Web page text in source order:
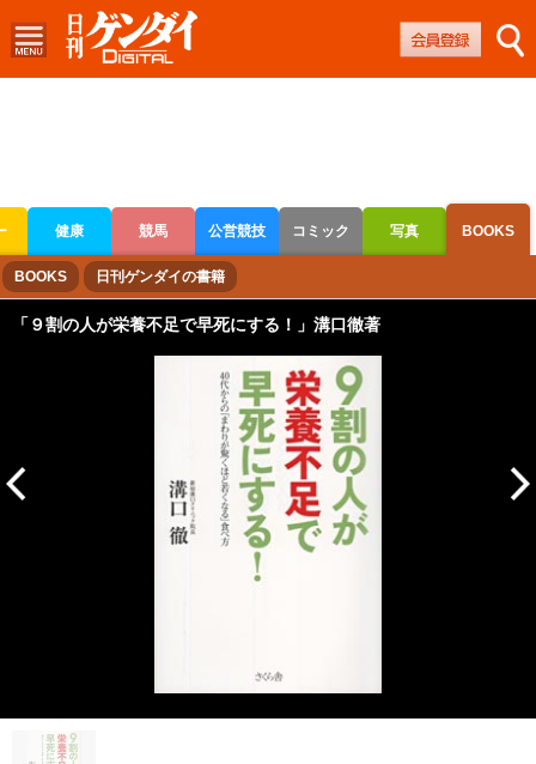
健康 競馬 公営競技 コミック 写真 BOOKS
ボートレース 競輪 オートレース
BOOKS 日刊ゲンダイの書籍
「９割の人が栄養不足で早死にする！」溝口徹著